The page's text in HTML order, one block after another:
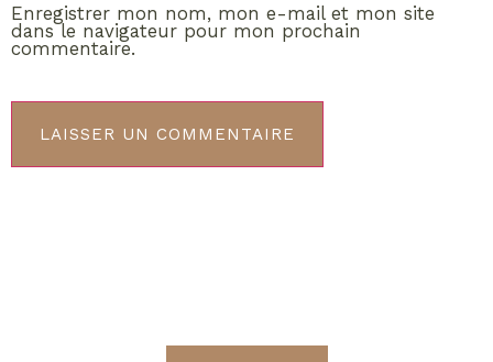
Enregistrer mon nom, mon e-mail et mon site
dans le navigateur pour mon prochain
commentaire.